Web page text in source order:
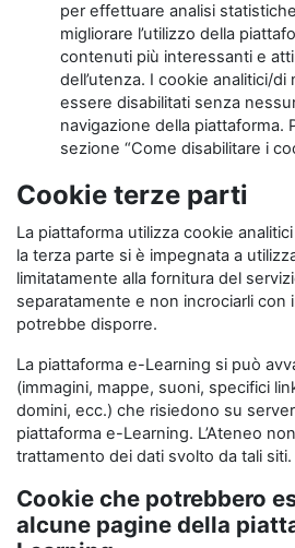
per effettuare analisi
migliorare l’utilizzo della
contenuti più interessanti e
dell’utenza. I cookie analitici/
essere disabilitati senza
navigazione della piattaforma.
sezione “Come disabilitare i
Cookie terze parti
La piattaforma utilizza cookie
la terza parte si è impegnata a
limitatamente alla fornitura del
separatamente e non incrociarli con
potrebbe disporre.
La piattaforma e-Learning si può
(immagini, mappe, suoni, specifici
domini, ecc.) che risiedono su
piattaforma e-Learning. L’Ateneo
trattamento dei dati svolto da tali siti.
Cookie che potrebbero
alcune pagine della